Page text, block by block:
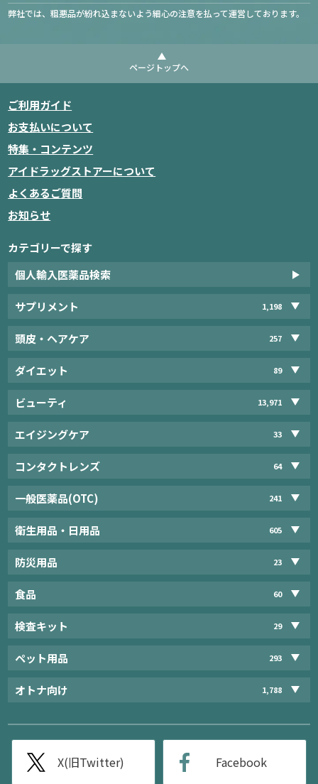
弊社では、粗悪品が紛れ込まないよう細心の注意を払って運営しております。
ページトップへ
ご利用ガイド
お支払いについて
特集・コンテンツ
アイドラッグストアーについて
よくあるご質問
お知らせ
カテゴリーで探す
個人輸入医薬品検索
サプリメント 1,198
頭皮・ヘアケア 257
ダイエット 89
ビューティ 13,971
エイジングケア 33
コンタクトレンズ 64
一般医薬品(OTC) 241
衛生用品・日用品 605
防災用品 23
食品 60
検査キット 29
ペット用品 293
オトナ向け 1,788
X(旧Twitter) Facebook